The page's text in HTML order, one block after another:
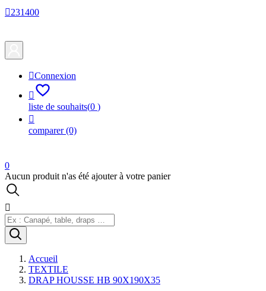
231400
Connexion

liste de souhaits(0 )

comparer(0)
0
Aucun produit n'as été ajouter à votre panier

Accueil
TEXTILE
DRAP HOUSSE HB 90X190X35